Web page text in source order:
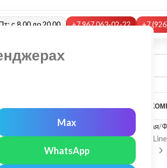
Max
WhatsApp
с 8.00 до 20.00 +7 967 063-02-22 +7
О
Главная
Grand